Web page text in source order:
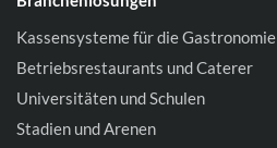
Kassensysteme für die Gastronomie
Betriebsrestaurants und Caterer
Universitäten und Schulen
Stadien und Arenen